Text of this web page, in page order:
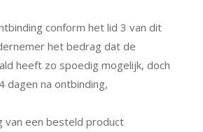
conform het lid 3 van dit
het bedrag dat de
heeft zo spoedig mogelijk, doch
dagen na ontbinding,
van een besteld product